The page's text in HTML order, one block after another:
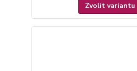
Zvolit variantu